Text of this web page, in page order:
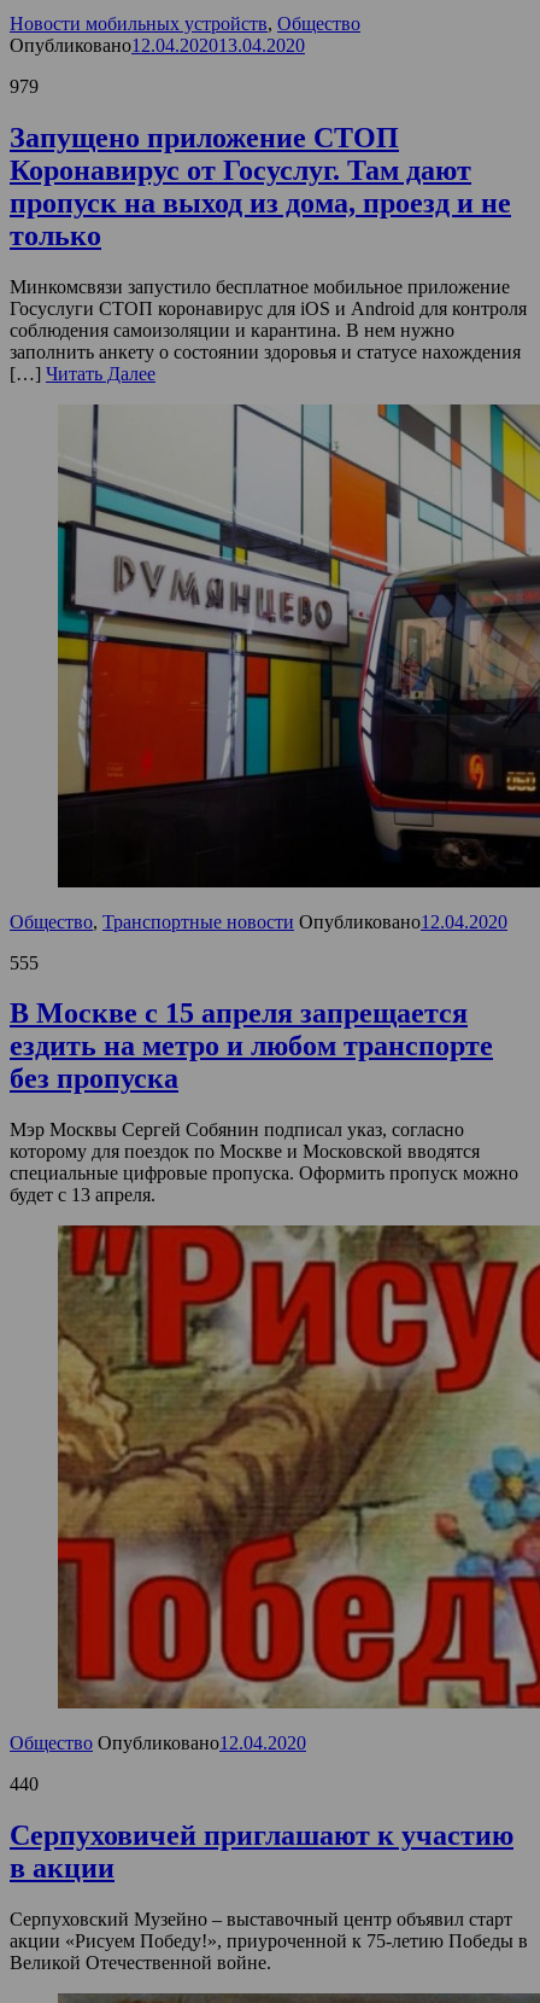
Новости мобильных устройств, Общество
Опубликовано12.04.202013.04.2020
979
Запущено приложение СТОП
Коронавирус от Госуслуг. Там дают
пропуск на выход из дома, проезд и не
только
Минкомсвязи запустило бесплатное мобильное приложение
Госуслуги СТОП коронавирус для iOS и Android для контроля
соблюдения самоизоляции и карантина. В нем нужно
заполнить анкету о состоянии здоровья и статусе нахождения
[…] Читать Далее
Общество, Транспортные новости Опубликовано12.04.2020
555
В Москве с 15 апреля запрещается
ездить на метро и любом транспорте
без пропуска
Мэр Москвы Сергей Собянин подписал указ, согласно
которому для поездок по Москве и Московской вводятся
специальные цифровые пропуска. Оформить пропуск можно
будет с 13 апреля.
Общество Опубликовано12.04.2020
440
Серпуховичей приглашают к участию
в акции
Серпуховский Музейно – выставочный центр объявил старт
акции «Рисуем Победу!», приуроченной к 75-летию Победы в
Великой Отечественной войне.